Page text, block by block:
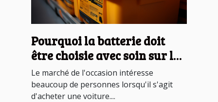
Pourquoi la batterie doit
être choisie avec soin sur le
marché d'occasion ?
Le marché de l'occasion intéresse
beaucoup de personnes lorsqu'il s'agit
d'acheter une voiture....